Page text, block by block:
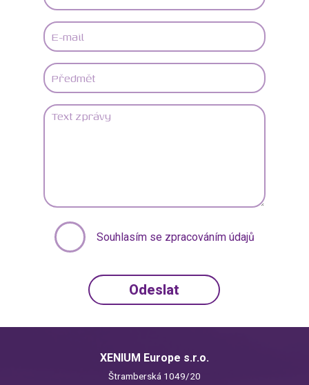
Souhlasím se zpracováním údajů
XENIUM Europe s.r.o.
Štramberská 1049/20